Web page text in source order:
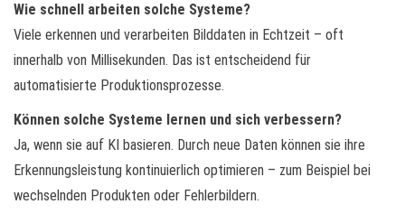
Wie schnell arbeiten solche Systeme?
Viele erkennen und verarbeiten Bilddaten in Echtzeit – oft
innerhalb von Millisekunden. Das ist entscheidend für
automatisierte Produktionsprozesse.
Können solche Systeme lernen und sich verbessern?
Ja, wenn sie auf KI basieren. Durch neue Daten können sie ihre
Erkennungsleistung kontinuierlich optimieren – zum Beispiel bei
wechselnden Produkten oder Fehlerbildern.